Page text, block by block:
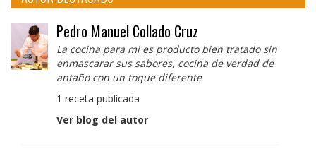
Pedro Manuel Collado Cruz
La cocina para mi es producto bien tratado sin
enmascarar sus sabores, cocina de verdad de
antaño con un toque diferente
1 receta publicada
Ver blog del autor